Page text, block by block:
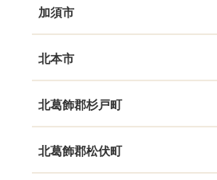
加須市
北本市
北葛飾郡杉戸町
北葛飾郡松伏町